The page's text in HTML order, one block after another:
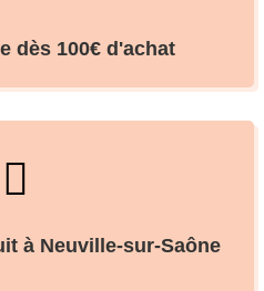
dès 100€ d'achat

à Neuville-sur-Saône